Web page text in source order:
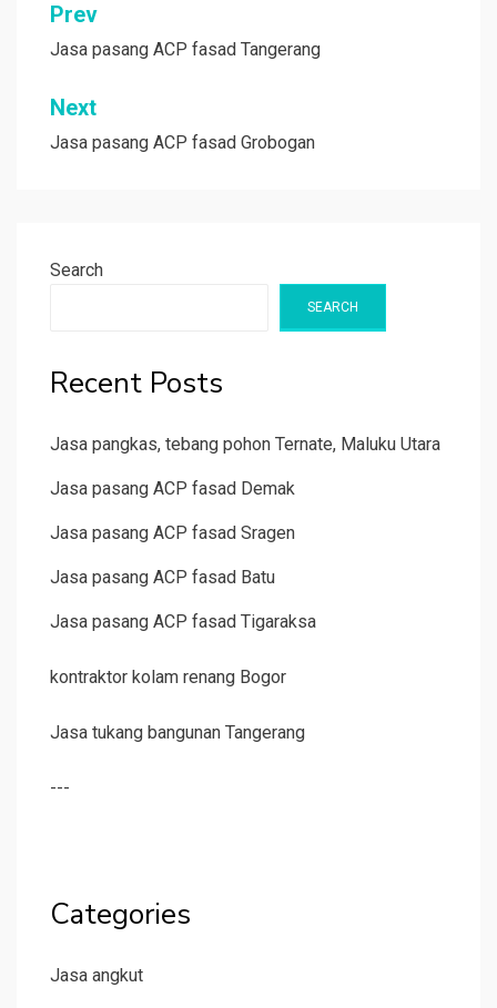
Post
navigation
Prev
Jasa pasang ACP fasad Tangerang
Next
Jasa pasang ACP fasad Grobogan
Search
SEARCH
Recent Posts
Jasa pangkas, tebang pohon Ternate, Maluku Utara
Jasa pasang ACP fasad Demak
Jasa pasang ACP fasad Sragen
Jasa pasang ACP fasad Batu
Jasa pasang ACP fasad Tigaraksa
kontraktor kolam renang Bogor
Jasa tukang bangunan Tangerang
---
Categories
Jasa angkut